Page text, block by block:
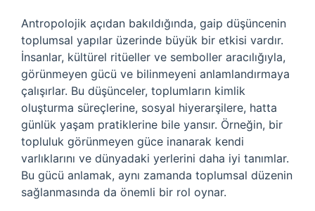
Antropolojik açıdan bakıldığında, gaip düşüncenin
toplumsal yapılar üzerinde büyük bir etkisi vardır.
İnsanlar, kültürel ritüeller ve semboller aracılığıyla,
görünmeyen gücü ve bilinmeyeni anlamlandırmaya
çalışırlar. Bu düşünceler, toplumların kimlik
oluşturma süreçlerine, sosyal hiyerarşilere, hatta
günlük yaşam pratiklerine bile yansır. Örneğin, bir
topluluk görünmeyen güce inanarak kendi
varlıklarını ve dünyadaki yerlerini daha iyi tanımlar.
Bu gücü anlamak, aynı zamanda toplumsal düzenin
sağlanmasında da önemli bir rol oynar.